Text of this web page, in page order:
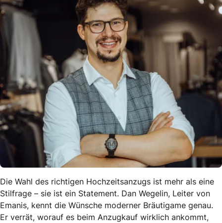
Die Wahl des richtigen Hochzeitsanzugs ist mehr als eine
Stilfrage – sie ist ein Statement. Dan Wegelin, Leiter von
Emanis, kennt die Wünsche moderner Bräutigame genau.
Er verrät, worauf es beim Anzugkauf wirklich ankommt,